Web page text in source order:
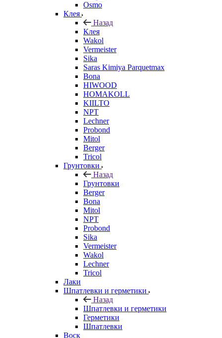
Osmo
Клея
Назад
Клея
Wakol
Vermeister
Sika
Saras Kimiya Parquetmax
Bona
HIWOOD
HOMAKOLL
KIILTO
NPT
Lechner
Probond
Mitol
Berger
Tricol
Грунтовки
Назад
Грунтовки
Berger
Bona
Mitol
NPT
Probond
Sika
Vermeister
Wakol
Lechner
Tricol
Лаки
Шпатлевки и герметики
Назад
Шпатлевки и герметики
Герметики
Шпатлевки
Воск